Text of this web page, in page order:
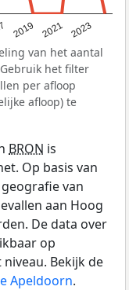
2019 2021 2023
van het aantal
het filter
per afloop
afloop) te
BRON is
Op basis van
van
aan Hoog
De data over
op
Bekijk de
Apeldoorn.